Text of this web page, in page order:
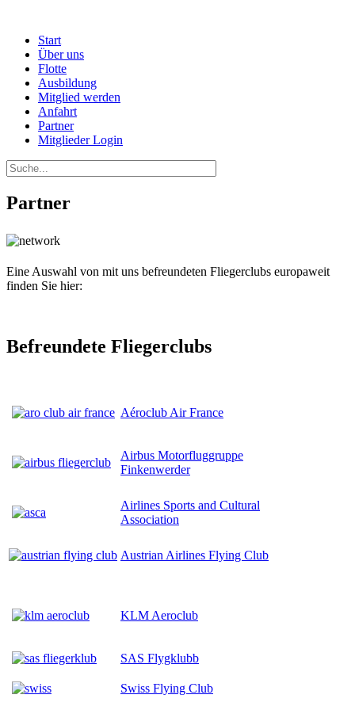
Start
Über uns
Flotte
Ausbildung
Mitglied werden
Anfahrt
Partner
Mitglieder Login
Partner
Eine Auswahl von mit uns befreundeten Fliegerclubs europaweit
finden Sie hier:
Befreundete Fliegerclubs
Aéroclub Air France
Airbus Motorfluggruppe
Finkenwerder
Airlines Sports and Cultural
Association
Austrian Airlines Flying Club
KLM Aeroclub
SAS Flygklubb
Swiss Flying Club